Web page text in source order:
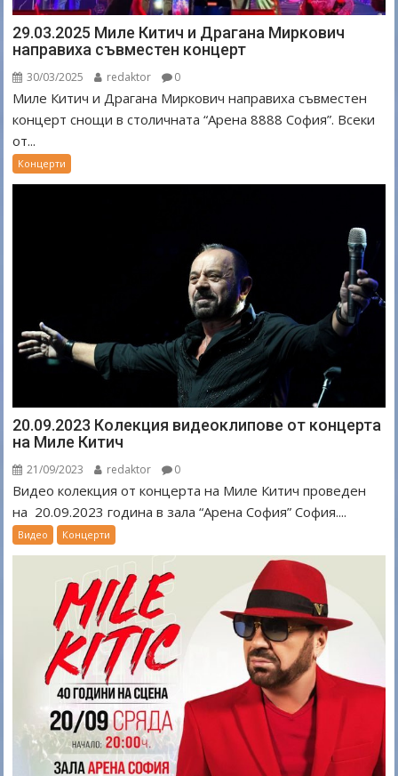
29.03.2025 Миле Китич и Драгана Миркович
направиха съвместен концерт
30/03/2025 redaktor 0
Миле Китич и Драгана Миркович направиха съвместен
концерт снощи в столичната “Арена 8888 София”. Всеки
от...
Концерти
20.09.2023 Колекция видеоклипове от концерта
на Миле Китич
21/09/2023 redaktor 0
Видео колекция от концерта на Миле Китич проведен
на 20.09.2023 година в зала “Арена София” София....
Видео Концерти